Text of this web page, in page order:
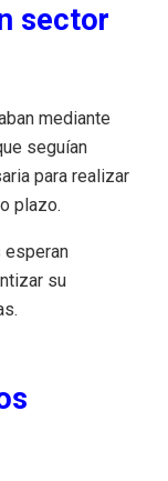
sector
mediante
seguían
para realizar
plazo.
esperan
su